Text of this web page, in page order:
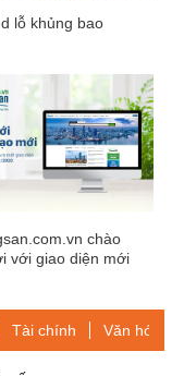
lỗ khủng bao
chào
với giao diện mới
Tài chính Văn hóa-